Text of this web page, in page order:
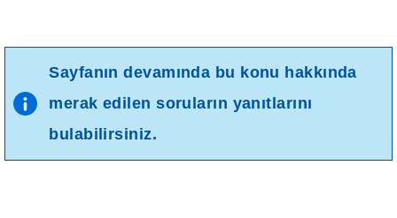
Sayfanın devamında bu konu hakkında
merak edilen soruların yanıtlarını
bulabilirsiniz.